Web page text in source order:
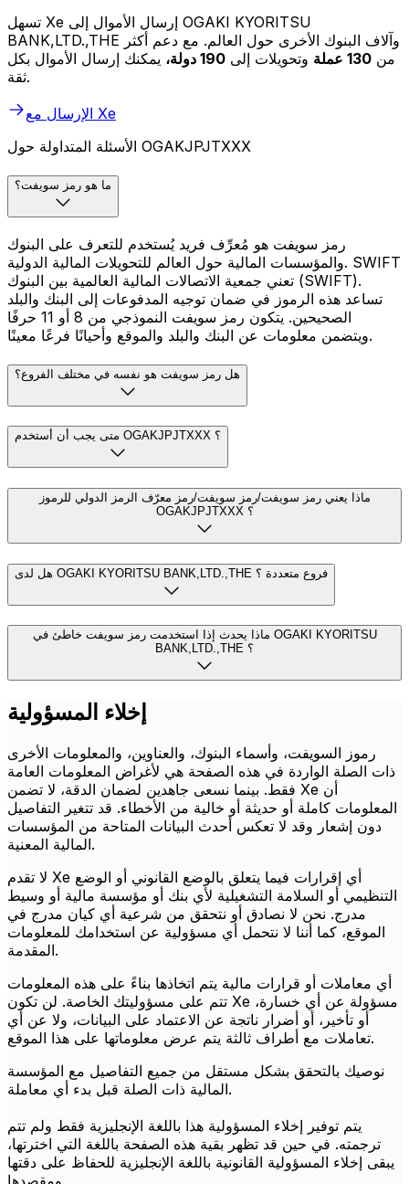
تسهل Xe إرسال الأموال إلى OGAKI KYORITSU
BANK,LTD.,THE وآلاف البنوك الأخرى حول العالم. مع دعم أكثر
من 130 عملة وتحويلات إلى 190 دولة،
يمكنك إرسال الأموال بكل
ثقة.
الإرسال مع Xe
الأسئلة المتداولة حول OGAKJPJTXXX
ما هو رمز سويفت؟
رمز سويفت هو مُعرِّف فريد يُستخدم للتعرف على البنوك
والمؤسسات المالية حول العالم للتحويلات المالية الدولية. SWIFT
تعني جمعية الاتصالات المالية العالمية بين البنوك (SWIFT).
تساعد هذه الرموز في ضمان توجيه المدفوعات إلى البنك والبلد
الصحيحين. يتكون رمز سويفت النموذجي من 8 أو 11 حرفًا
ويتضمن معلومات عن البنك والبلد والموقع وأحيانًا فرعًا معينًا.
هل رمز سويفت هو نفسه في مختلف الفروع؟
متى يجب أن أستخدم OGAKJPJTXXX ؟
ماذا يعني رمز سويفت/رمز سويفت/رمز معرّف الرمز الدولي للرموز
OGAKJPJTXXX ؟
هل لدى OGAKI KYORITSU BANK,LTD.,THE فروع متعددة ؟
ماذا يحدث إذا استخدمت رمز سويفت خاطئ في OGAKI KYORITSU
BANK,LTD.,THE ؟
إخلاء المسؤولية
رموز السويفت، وأسماء البنوك، والعناوين، والمعلومات الأخرى
ذات الصلة الواردة في هذه الصفحة هي لأغراض المعلومات العامة
فقط. بينما نسعى جاهدين لضمان الدقة، لا تضمن Xe أن
المعلومات كاملة أو حديثة أو خالية من الأخطاء. قد تتغير التفاصيل
دون إشعار وقد لا تعكس أحدث البيانات المتاحة من المؤسسات
المالية المعنية.
لا تقدم Xe أي إقرارات فيما يتعلق بالوضع القانوني أو الوضع
التنظيمي أو السلامة التشغيلية لأي بنك أو مؤسسة مالية أو وسيط
مدرج. نحن لا نصادق أو نتحقق من شرعية أي كيان مدرج في
الموقع، كما أننا لا نتحمل أي مسؤولية عن استخدامك للمعلومات
المقدمة.
أي معاملات أو قرارات مالية يتم اتخاذها بناءً على هذه المعلومات
تتم على مسؤوليتك الخاصة. لن تكون Xe مسؤولة عن أي خسارة،
أو تأخير، أو أضرار ناتجة عن الاعتماد على البيانات، ولا عن أي
تعاملات مع أطراف ثالثة يتم عرض معلوماتها على هذا الموقع.
نوصيك بالتحقق بشكل مستقل من جميع التفاصيل مع المؤسسة
المالية ذات الصلة قبل بدء أي معاملة.
يتم توفير إخلاء المسؤولية هذا باللغة الإنجليزية فقط ولم تتم
ترجمته. في حين قد تظهر بقية هذه الصفحة باللغة التي اخترتها،
يبقى إخلاء المسؤولية القانونية باللغة الإنجليزية للحفاظ على دقتها